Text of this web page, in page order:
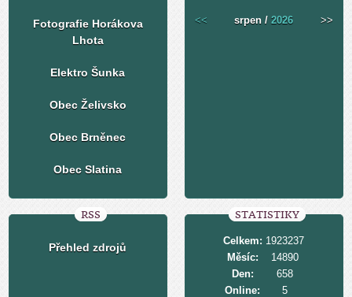
Fotografie Horákova
Lhota
Elektro Šunka
Obec Želivsko
Obec Brněnec
Obec Slatina
<< srpen /2026 >>
RSS
Přehled zdrojů
STATISTIKY
Online: 5
Celkem: 1923237
Měsíc:
14890
Den:
658